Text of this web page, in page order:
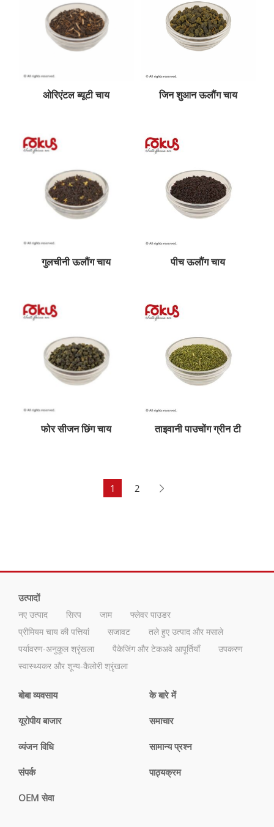
ओरिएंटल ब्यूटी चाय जिन शुआन ऊलौंग चाय
गुलचीनी ऊलौंग चाय पीच ऊलौंग चाय
फोर सीजन छिंग चाय ताइवानी पाउचोंग ग्रीन टी
1 2
उत्पादों
नए उत्पाद सिरप जाम
फ्लेवर पाउडर
प्रीमियम चाय की पत्तियां
सजावट
तले हुए उत्पाद और मसाले
पर्यावरण-अनुकूल श्रृंखला
पैकेजिंग और टेकअवे आपूर्तियाँ
उपकरण
स्वास्थ्यकर और शून्य-कैलोरी श्रृंखला
बोबा व्यवसाय के बारे में
यूरोपीय बाजार समाचार
व्यंजन विधि सामान्य प्रश्न
संपर्क पाठ्यक्रम
OEM सेवा